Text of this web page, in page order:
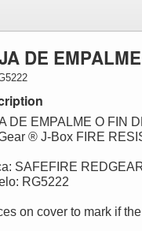
DE
DE EMPALME O FIN
® J-Box FIRE
SAFEFIRE
RG5222
on cover to mark if